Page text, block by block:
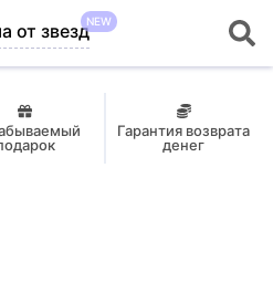
от звездNEW
Гарантия возврата
денег